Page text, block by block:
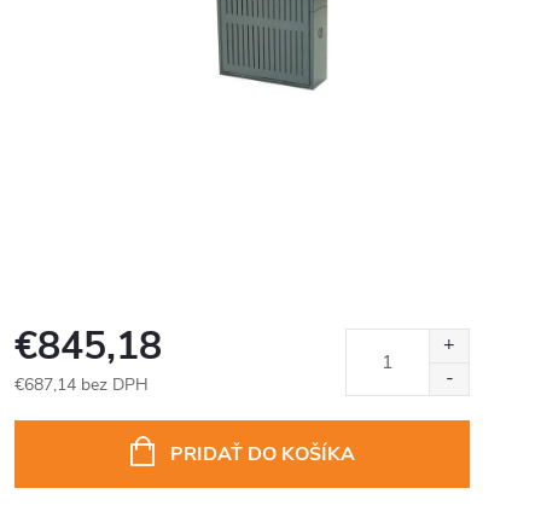
€845,18
€687,14 bez DPH
PRIDAŤ DO KOŠÍKA